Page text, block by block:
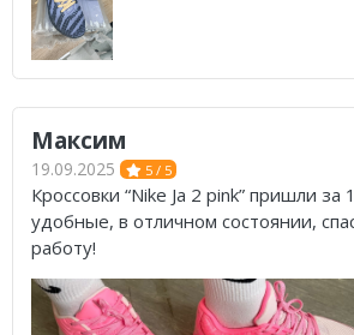
Максим
19.09.2025 5 / 5
Кроссовки “Nike Ja 2 pink” пришли
удобные, в отличном состоянии,
работу!